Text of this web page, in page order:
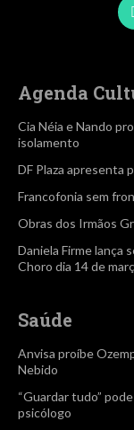
Agenda
Cia Néia e Nando
isolamento
DF Plaza apresenta
Francofonia sem
Obras dos Irmãos
Daniela Firme lança
Choro dia 14 de
Saúde
Anvisa proíbe
Nebido
“Guardar tudo”
psicólogo